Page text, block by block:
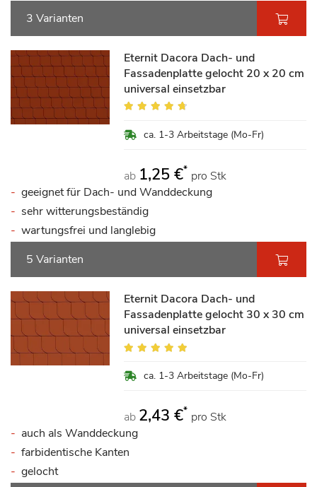
3 Varianten
Eternit Dacora Dach- und
Fassadenplatte gelocht 20 x 20 cm
universal einsetzbar
Bewertung:
ca. 1-3 Arbeitstage (Mo-Fr)
ab 1,25 €* pro Stk
geeignet für Dach- und Wanddeckung
sehr witterungsbeständig
wartungsfrei und langlebig
5 Varianten
Eternit Dacora Dach- und
Fassadenplatte gelocht 30 x 30 cm
universal einsetzbar
Bewertung:
ca. 1-3 Arbeitstage (Mo-Fr)
ab 2,43 €* pro Stk
auch als Wanddeckung
farbidentische Kanten
gelocht